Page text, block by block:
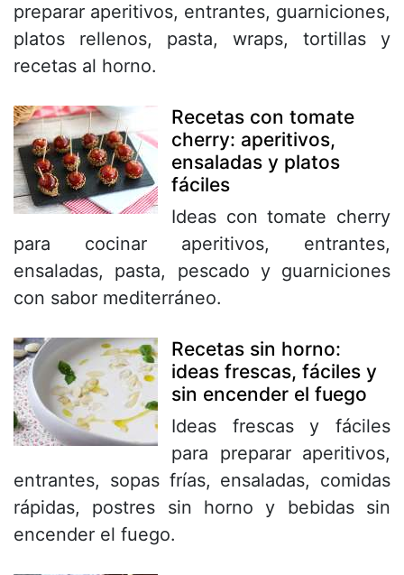
preparar aperitivos, entrantes, guarniciones,
platos rellenos, pasta, wraps, tortillas y
recetas al horno.
Recetas con tomate
cherry: aperitivos,
ensaladas y platos
fáciles
Ideas con tomate cherry
para cocinar aperitivos, entrantes,
ensaladas, pasta, pescado y guarniciones
con sabor mediterráneo.
Recetas sin horno:
ideas frescas, fáciles y
sin encender el fuego
Ideas frescas y fáciles
para preparar aperitivos,
entrantes, sopas frías, ensaladas, comidas
rápidas, postres sin horno y bebidas sin
encender el fuego.